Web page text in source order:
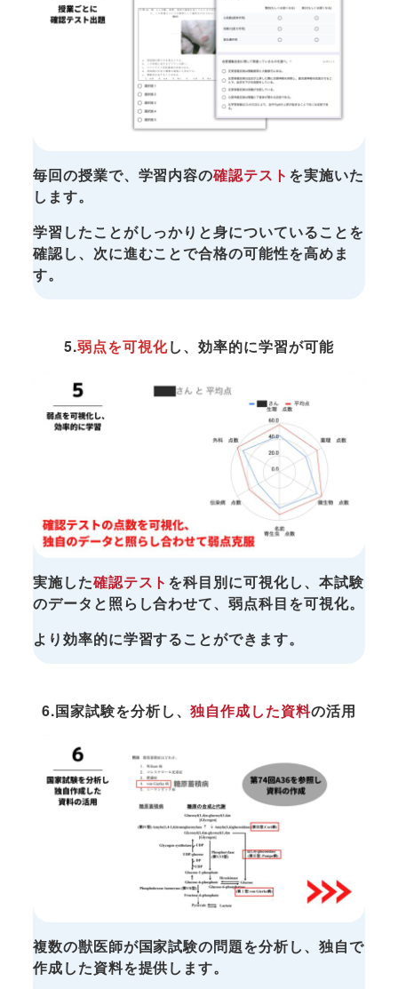
毎回の授業で、学習内容の確認テスト を実施いた
します。
学習したことがしっかりと身についていることを
確認し、次に進むことで合格の可能性を高めま
す。
5.弱点を可視化し、効率的に学習が可能
実施した確認テスト を科目別に可視化し、本試験
のデータと照らし合わせて、弱点科目を可視化。
より効率的に学習することができます。
6.国家試験を分析し、独自作成した資料の活用
複数の獣医師が国家試験の問題を分析し、独自で
作成した資料を提供します。